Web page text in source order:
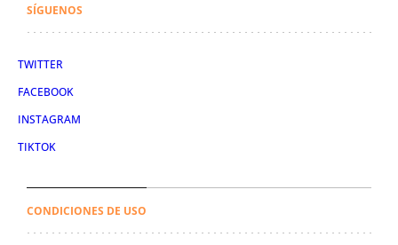
SÍGUENOS
TWITTER
FACEBOOK
INSTAGRAM
TIKTOK
CONDICIONES DE USO